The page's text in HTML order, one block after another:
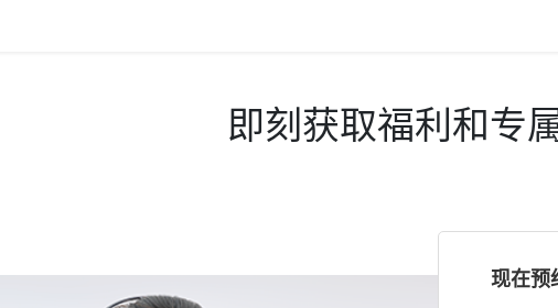
即刻获取福利和专
现在预